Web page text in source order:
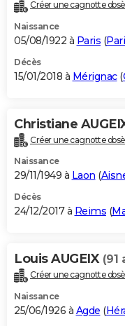
Créer une cagnotte
Naissance
05/08/1922 à Paris (
Décès
15/01/2018 à Mérignac(
Christiane
Créer une cagnotte
Naissance
29/11/1949 à Laon (
Décès
24/12/2017 à Reims (
Louis AUGEIX (91
Créer une cagnotte
Naissance
25/06/1926 à Agde (